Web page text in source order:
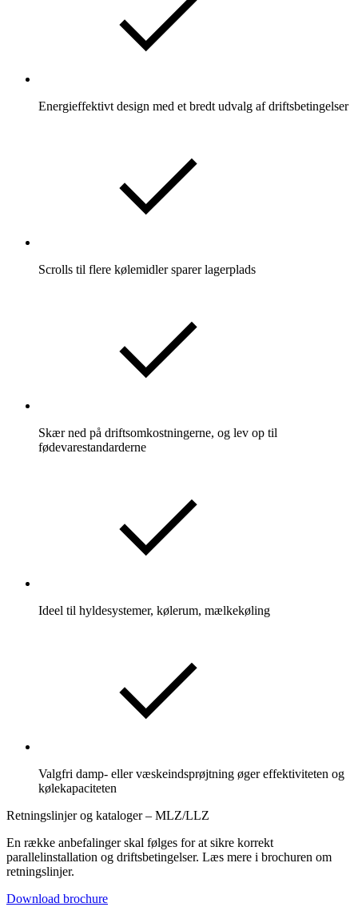
Energieffektivt design med et bredt udvalg af driftsbetingelser
Scrolls til flere kølemidler sparer lagerplads
Skær ned på driftsomkostningerne, og lev op til
fødevarestandarderne
Ideel til hyldesystemer, kølerum, mælkekøling
Valgfri damp- eller væskeindsprøjtning øger effektiviteten og
kølekapaciteten
Retningslinjer og kataloger – MLZ/LLZ
En række anbefalinger skal følges for at sikre korrekt
parallelinstallation og driftsbetingelser. Læs mere i brochuren om
retningslinjer.
Download brochure